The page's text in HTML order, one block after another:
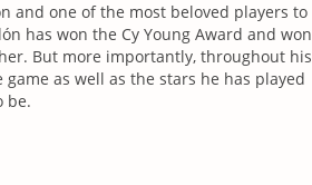
and one of the most beloved players to
has won the Cy Young Award and won
But more importantly, throughout his
as well as the stars he has played
be.